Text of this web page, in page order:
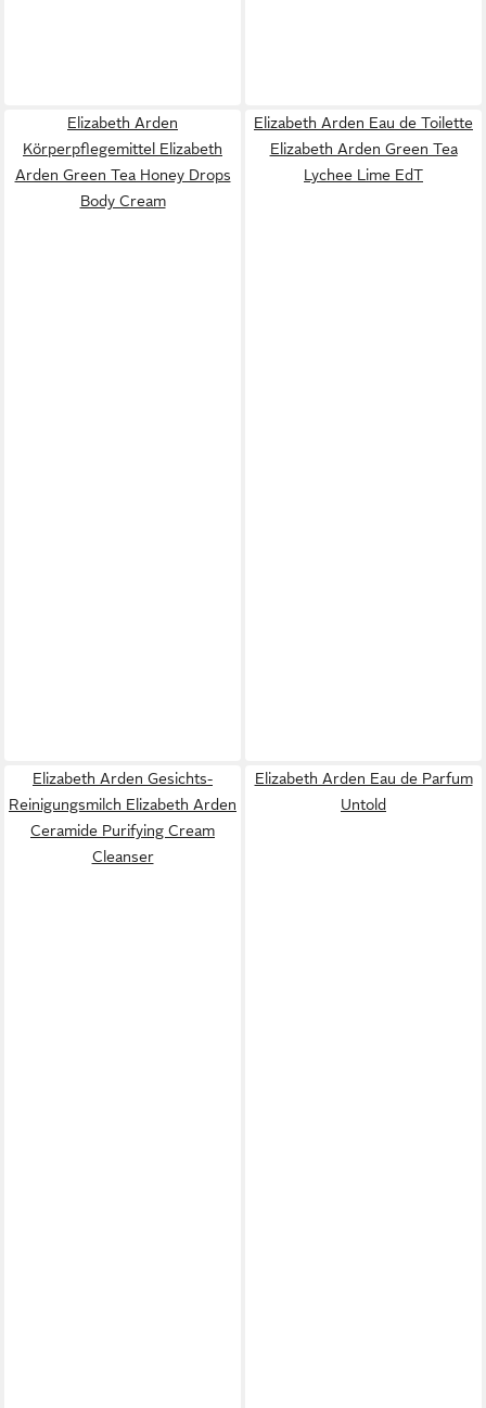
Elizabeth Arden
Körperpflegemittel Elizabeth
Arden Green Tea Honey Drops
Body Cream
Elizabeth Arden Eau de Toilette
Elizabeth Arden Green Tea
Lychee Lime EdT
Elizabeth Arden Gesichts-
Reinigungsmilch Elizabeth Arden
Ceramide Purifying Cream
Cleanser
Elizabeth Arden Eau de Parfum
Untold